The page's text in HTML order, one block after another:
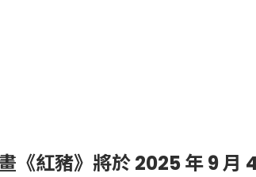
《紅豬》將於 2025 年 9 月